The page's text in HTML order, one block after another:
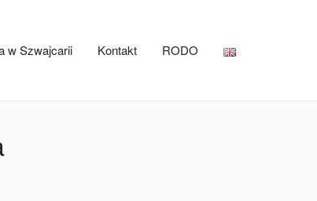
w Szwajcarii Kontakt RODO